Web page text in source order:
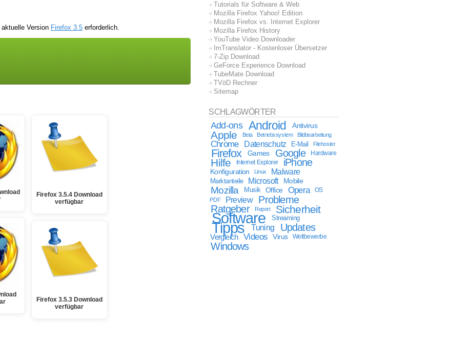
Version Firefox 3.5 erforderlich.
Firefox 3.5.4 Download
verfügbar
Firefox 3.5.3 Download
verfügbar
Tutorials für Software & Web
Mozilla Firefox Yahoo! Edition
Mozilla Firefox vs. Internet Explorer
Mozilla Firefox History
YouTube Video Downloader
ImTranslator - Kostenloser Übersetzer
7-Zip Download
GeForce Experience Download
TubeMate Download
TVöD Rechner
Sitemap
SCHLAGWÖRTER
Add-ons Android Antivirus
Apple Beta Betriebssystem Bildbearbeitung
Chrome Datenschutz E-Mail Filehoster
Firefox Games Google Hardware
Hilfe Internet Explorer iPhone
Konfiguration Linux Malware
Marktanteile Microsoft Mobile
Mozilla Musik Office Opera
OS
PDF
Preview
Probleme
Ratgeber
Report Sicherheit
Software Streaming
Tipps Tuning Updates
Vergleich Videos Virus Wettbewerbe
Windows